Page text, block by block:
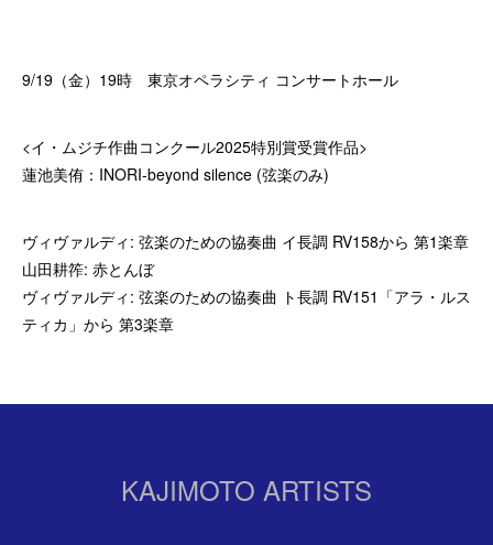
9/19（金）19時 東京オペラシティ コンサートホール
<イ・ムジチ作曲コンクール2025特別賞受賞作品>
蓮池美侑：INORI-beyond silence (弦楽のみ)
ヴィヴァルディ: 弦楽のための協奏曲 イ長調 RV158から 第1楽章
山田耕筰: 赤とんぼ
ヴィヴァルディ: 弦楽のための協奏曲 ト長調 RV151「アラ・ルス
ティカ」から 第3楽章
KAJIMOTO ARTISTS